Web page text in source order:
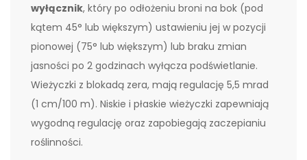
wyłącznik, który po odłożeniu broni na bok (pod
kątem 45° lub większym) ustawieniu jej w pozycji
pionowej (75° lub większym) lub braku zmian
jasności po 2 godzinach wyłącza podświetlanie.
Wieżyczki z blokadą zera, mają regulację 5,5 mrad
(1 cm/100 m). Niskie i płaskie wieżyczki zapewniają
wygodną regulację oraz zapobiegają zaczepianiu
roślinności.